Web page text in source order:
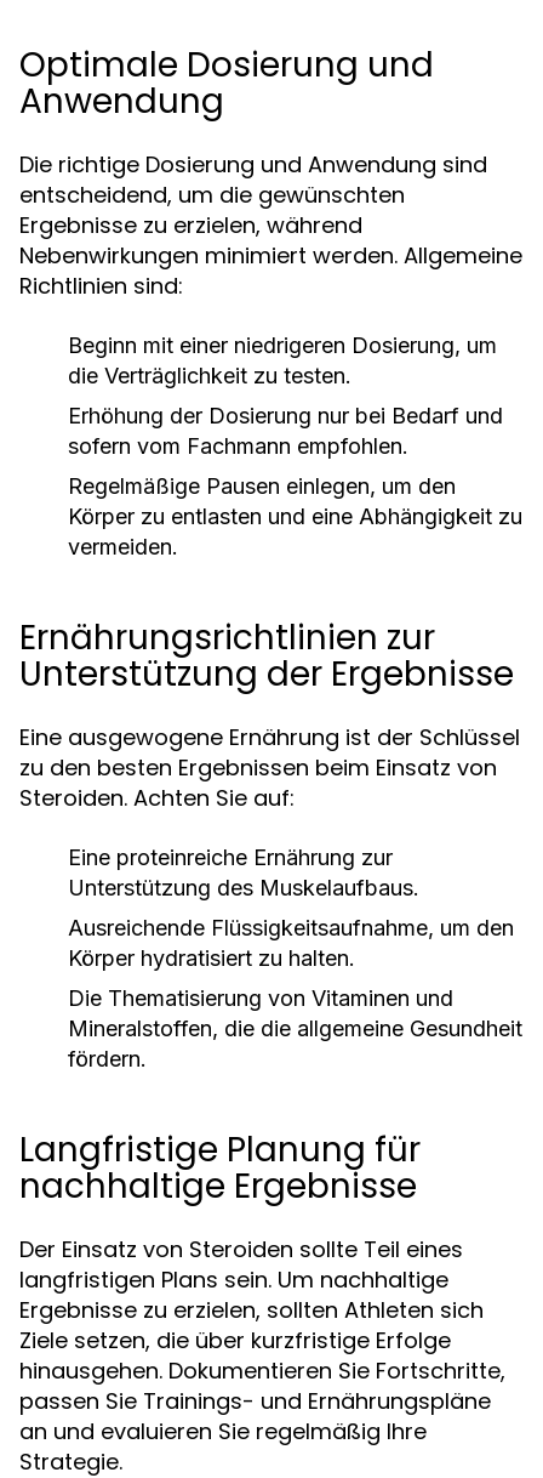
Optimale Dosierung und
Anwendung
Die richtige Dosierung und Anwendung sind
entscheidend, um die gewünschten
Ergebnisse zu erzielen, während
Nebenwirkungen minimiert werden. Allgemeine
Richtlinien sind:
Beginn mit einer niedrigeren Dosierung, um
die Verträglichkeit zu testen.
Erhöhung der Dosierung nur bei Bedarf und
sofern vom Fachmann empfohlen.
Regelmäßige Pausen einlegen, um den
Körper zu entlasten und eine Abhängigkeit zu
vermeiden.
Ernährungsrichtlinien zur
Unterstützung der Ergebnisse
Eine ausgewogene Ernährung ist der Schlüssel
zu den besten Ergebnissen beim Einsatz von
Steroiden. Achten Sie auf:
Eine proteinreiche Ernährung zur
Unterstützung des Muskelaufbaus.
Ausreichende Flüssigkeitsaufnahme, um den
Körper hydratisiert zu halten.
Die Thematisierung von Vitaminen und
Mineralstoffen, die die allgemeine Gesundheit
fördern.
Langfristige Planung für
nachhaltige Ergebnisse
Der Einsatz von Steroiden sollte Teil eines
langfristigen Plans sein. Um nachhaltige
Ergebnisse zu erzielen, sollten Athleten sich
Ziele setzen, die über kurzfristige Erfolge
hinausgehen. Dokumentieren Sie Fortschritte,
passen Sie Trainings- und Ernährungspläne
an und evaluieren Sie regelmäßig Ihre
Strategie.